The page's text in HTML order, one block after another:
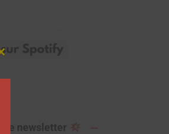
newsletter
module